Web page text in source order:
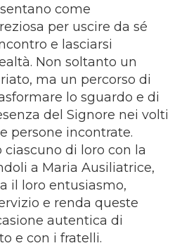
come
per uscire da sé
e lasciarsi
Non soltanto un
ma un percorso di
lo sguardo e di
del Signore nei volti
persone incontrate.
di loro con la
a Maria Ausiliatrice,
il loro entusiasmo,
e renda queste
autentica di
e con i fratelli.